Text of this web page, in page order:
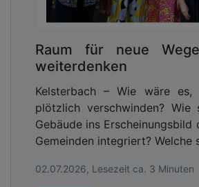
Raum für neue
weiterdenken
Kelsterbach – Wie wäre es,
plötzlich verschwinden?
Gebäude ins Erscheinungsbild
Gemeinden integriert? Welche
02.07.2026, Lesezeit ca. 3 Minuten